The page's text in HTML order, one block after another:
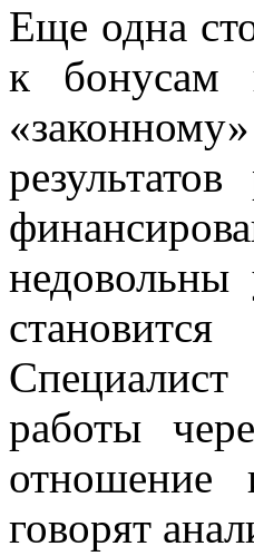
Еще одна
к бонусам
работы
отношение
говорят